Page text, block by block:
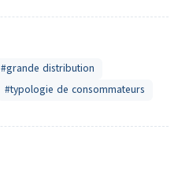
#grande distribution
#typologie de consommateurs